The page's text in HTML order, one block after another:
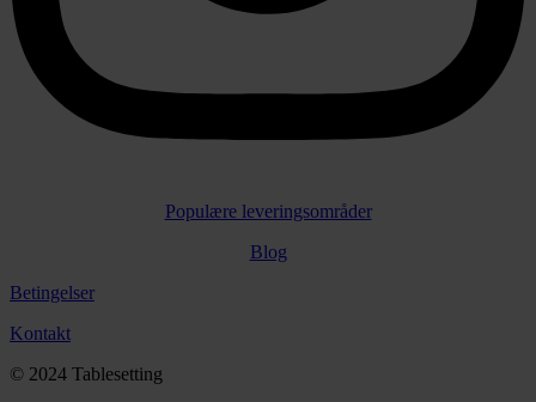
Populære leveringsområder
Blog
Betingelser
Kontakt
© 2024 Tablesetting